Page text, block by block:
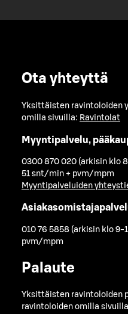
Ota yhteyttä
Yksittäisten ravintoloiden
omilla sivuilla: Ravintolat
Myyntipalvelu,
0300 870 020 (arkisin klo
51 snt/min + pvm/mpm
Myyntipalveluiden
010 76 5858 (arkisin klo 9-
pvm/mpm
Palaute
Yksittäisten ravintoloiden
ravintoloiden omilla